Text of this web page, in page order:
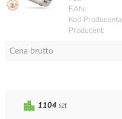
EAN
Kod Producenta
Producent
Cena brutto
1104 szt